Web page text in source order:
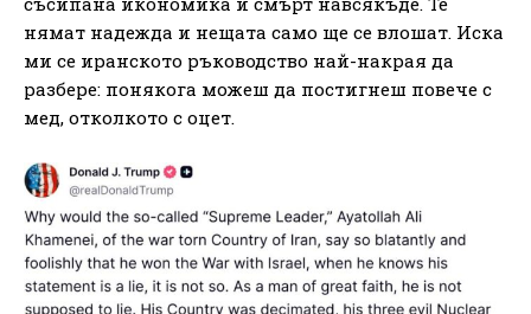
нямат надежда и нещата само ще се влошат. Иска
ми се иранското ръководство най-накрая да
разбере: понякога можеш да постигнеш повече с
мед, отколкото с оцет.